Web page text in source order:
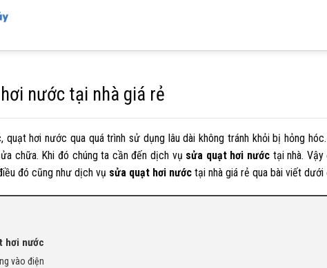
nước tại nhà giá rẻ
quạt hơi nước qua quá trình sử dụng lâu dài không tránh khỏi bị hỏng
chữa. Khi đó chúng ta cần đến dịch vụ sửa quạt hơi nước tại nhà.
đó cũng như dịch vụ sửa quạt hơi nước tại nhà giá rẻ qua bài viết dưới
hơi nước
vào điện